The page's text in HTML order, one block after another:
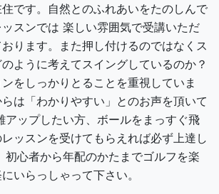
です。自然とのふれあいをたのしんで
スンでは 楽しい雰囲気で受講いただ
ります。また押し付けるのではなくス
ように考えてスイングしているのか？
をしっかりとることを重視していま
は「わかりやすい」とのお声を頂いて
アップしたい方、ボールをまっすぐ飛
ッスンを受けてもらえれば必ず上達し
初心者から年配のかたまでゴルフを楽
いらっしゃって下さい。